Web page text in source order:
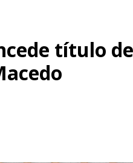
título